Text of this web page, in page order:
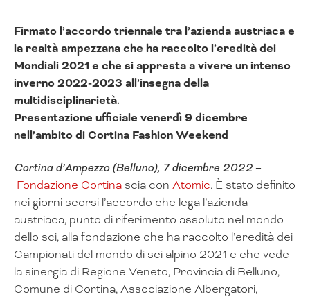
Firmato l’accordo triennale tra l’azienda austriaca e
la realtà ampezzana che ha raccolto l’eredità dei
Mondiali 2021 e che si appresta a vivere un intenso
inverno 2022-2023 all’insegna della
multidisciplinarietà.
Presentazione ufficiale venerdì 9 dicembre
nell’ambito di Cortina Fashion Weekend
Cortina d’Ampezzo (Belluno), 7 dicembre 2022 –
Fondazione Cortina scia con Atomic. È stato definito
nei giorni scorsi l’accordo che lega l’azienda
austriaca, punto di riferimento assoluto nel mondo
dello sci, alla fondazione che ha raccolto l’eredità dei
Campionati del mondo di sci alpino 2021 e che vede
la sinergia di Regione Veneto, Provincia di Belluno,
Comune di Cortina, Associazione Albergatori,